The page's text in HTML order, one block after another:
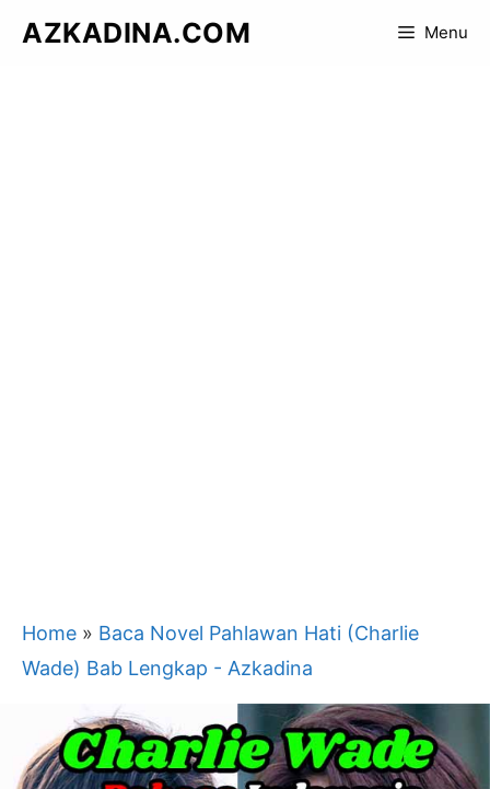
AZKADINA.COM Menu
Home » Baca Novel Pahlawan Hati (Charlie
Wade) Bab Lengkap - Azkadina